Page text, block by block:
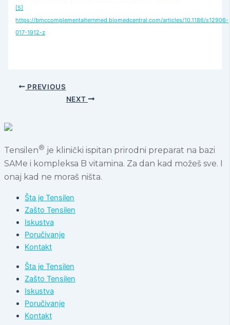
[5]
https://bmccomplementalternmed.biomedcentral.com/articles/10.1186/s12906-
017-1912-z
PREVIOUS
NEXT
Tensilen® je klinički ispitan prirodni preparat na bazi
SAMe i kompleksa B vitamina. Za dan kad možeš sve. I
onaj kad ne moraš ništa.
Šta je Tensilen
Zašto Tensilen
Iskustva
Poručivanje
Kontakt
Šta je Tensilen
Zašto Tensilen
Iskustva
Poručivanje
Kontakt